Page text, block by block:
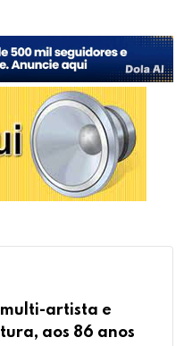
artista e
aos 86 anos